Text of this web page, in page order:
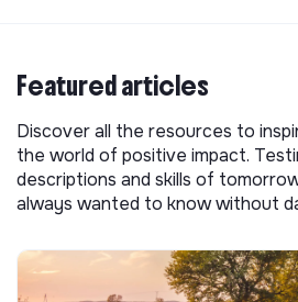
Featured articles
Discover all the resources to
the world of positive impact.
descriptions and skills of
always wanted to know without